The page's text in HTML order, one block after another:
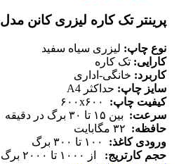
پرینتر تک کاره لیزری کانن مدل LBP6030White
نوع چاپ: لیزری سیاه سفید
کارایی: تک کاره
کاربرد: خانگی-اداری
سایز چاپ: حداکثر A4
کیفیت چاپ:
۶۰۰x۶۰۰
سرعت: بین ۱۵ تا ۳۰ برگ در دقیقه
حافظه: ۳۲ مگابایت
ورودی کاغذ:
۱۰۰ تا ۳۰۰ برگ
حجم کارتریج:
از ۱۰۰۰ تا ۲۰۰۰ برگ